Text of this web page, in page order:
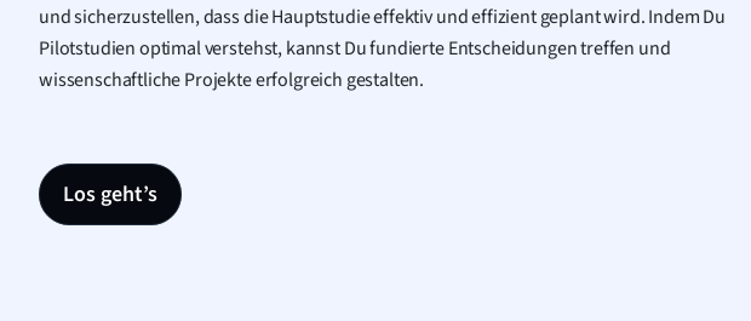
und sicherzustellen, dass die Hauptstudie effektiv und effizient geplant wird. Indem Du
Pilotstudien optimal verstehst, kannst Du fundierte Entscheidungen treffen und
wissenschaftliche Projekte erfolgreich gestalten.
Los geht’s